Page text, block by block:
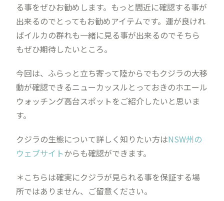
る事をぜひお勧めします。もっと間近に確認する事が
出来るのでとってもお勧めアイテムです。運が良けれ
ばイルカの群れも一緒に見る事が出来るのでそちら
もぜひ期待したいところ。
今回は、ふらっと立ち寄って陸からでもクジラの大移
動が確認できるニューカッスルとっておきのホエール
ウォッチング高台スポットをご紹介したいと思いま
す。
クジラの生態について詳しく知りたい方はNSW州の
ウェブサイトからも確認ができます。
＊こちらは確実にクジラが見られる事を保証する場
所ではありません、ご留意ください。